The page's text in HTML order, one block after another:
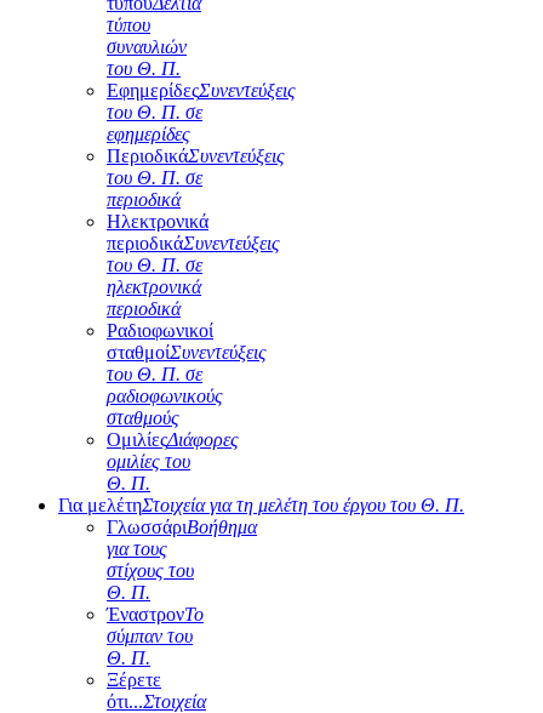
τύπου
συναυλιών
του Θ. Π.
ΕφημερίδεςΣυνεντεύξεις
του Θ. Π. σε
εφημερίδες
ΠεριοδικάΣυνεντεύξεις
του Θ. Π. σε
περιοδικά
Ηλεκτρονικά
περιοδικάΣυνεντεύξεις
του Θ. Π. σε
ηλεκτρονικά
περιοδικά
Ραδιοφωνικοί
σταθμοίΣυνεντεύξεις
του Θ. Π. σε
ραδιοφωνικούς
σταθμούς
ΟμιλίεςΔιάφορες
ομιλίες του
Θ. Π.
Για μελέτηΣτοιχεία για τη μελέτη του έργου του Θ. Π.
ΓλωσσάριΒοήθημα
για τους
στίχους του
Θ. Π.
ΈναστρονΤο
σύμπαν του
Θ. Π.
Ξέρετε
ότι...Στοιχεία